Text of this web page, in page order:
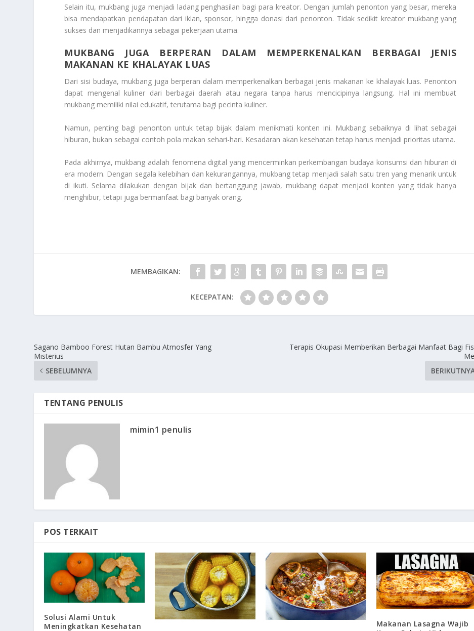
Selain itu, mukbang juga menjadi ladang penghasilan bagi para kreator. Dengan jumlah penonton yang besar, mereka
bisa mendapatkan pendapatan dari iklan, sponsor, hingga donasi dari penonton. Tidak sedikit kreator mukbang yang
sukses dan menjadikannya sebagai pekerjaan utama.
MUKBANG JUGA BERPERAN DALAM MEMPERKENALKAN BERBAGAI JENIS
MAKANAN KE KHALAYAK LUAS
Dari sisi budaya, mukbang juga berperan dalam memperkenalkan berbagai jenis makanan ke khalayak luas. Penonton
dapat mengenal kuliner dari berbagai daerah atau negara tanpa harus mencicipinya langsung. Hal ini membuat
mukbang memiliki nilai edukatif, terutama bagi pecinta kuliner.
Namun, penting bagi penonton untuk tetap bijak dalam menikmati konten ini. Mukbang sebaiknya di lihat sebagai
hiburan, bukan sebagai contoh pola makan sehari-hari. Kesadaran akan kesehatan tetap harus menjadi prioritas utama.
Pada akhirnya, mukbang adalah fenomena digital yang mencerminkan perkembangan budaya konsumsi dan hiburan di
era modern. Dengan segala kelebihan dan kekurangannya, mukbang tetap menjadi salah satu tren yang menarik untuk
di ikuti. Selama dilakukan dengan bijak dan bertanggung jawab, mukbang dapat menjadi konten yang tidak hanya
menghibur, tetapi juga bermanfaat bagi banyak orang.
MEMBAGIKAN:
KECEPATAN:
Sagano Bamboo Forest Hutan Bambu Atmosfer Yang
Misterius
SEBELUMNYA
Terapis Okupasi Memberikan Berbagai Manfaat Bagi
TENTANG PENULIS
mimin1 penulis
POS TERKAIT
Solusi Alami Untuk
Meningkatkan Kesehatan
Makanan Lasagna Wajib